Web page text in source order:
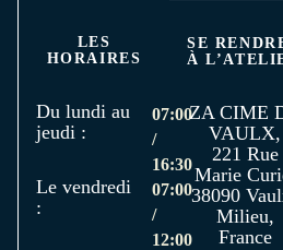
LES
HORAIRES
Du lundi au
jeudi :
07:00
/
16:30
Le vendredi
:
07:00
/
12:00
SE
À
ZA CIME
VAULX,
221 Rue
Marie
38090
Milieu,
France